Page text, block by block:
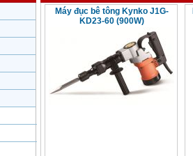
Máy đục bê tông Kynko J1G-
KD23-60 (900W)